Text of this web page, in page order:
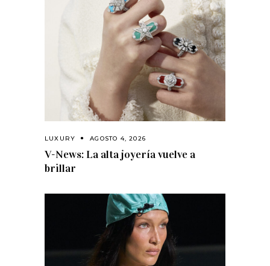
LUXURY AGOSTO 4, 2026
V-News: La alta joyería vuelve a
brillar